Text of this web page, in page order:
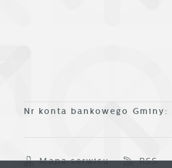
Nr konta bankowego Gminy:
Mapa serwisu RSS